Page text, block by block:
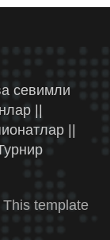
севимли
||
||
template